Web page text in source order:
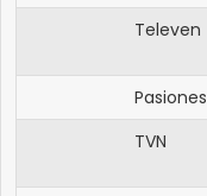
Televen
Pasiones
TVN